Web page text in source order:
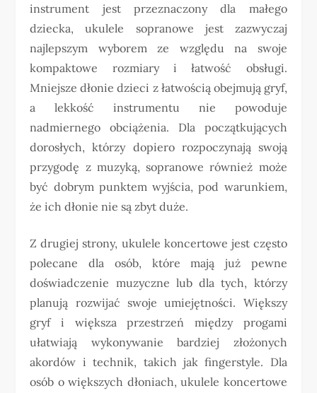
instrument jest przeznaczony dla małego
dziecka, ukulele sopranowe jest zazwyczaj
najlepszym wyborem ze względu na swoje
kompaktowe rozmiary i łatwość obsługi.
Mniejsze dłonie dzieci z łatwością obejmują gryf,
a lekkość instrumentu nie powoduje
nadmiernego obciążenia. Dla początkujących
dorosłych, którzy dopiero rozpoczynają swoją
przygodę z muzyką, sopranowe również może
być dobrym punktem wyjścia, pod warunkiem,
że ich dłonie nie są zbyt duże.
Z drugiej strony, ukulele koncertowe jest często
polecane dla osób, które mają już pewne
doświadczenie muzyczne lub dla tych, którzy
planują rozwijać swoje umiejętności. Większy
gryf i większa przestrzeń między progami
ułatwiają wykonywanie bardziej złożonych
akordów i technik, takich jak fingerstyle. Dla
osób o większych dłoniach, ukulele koncertowe